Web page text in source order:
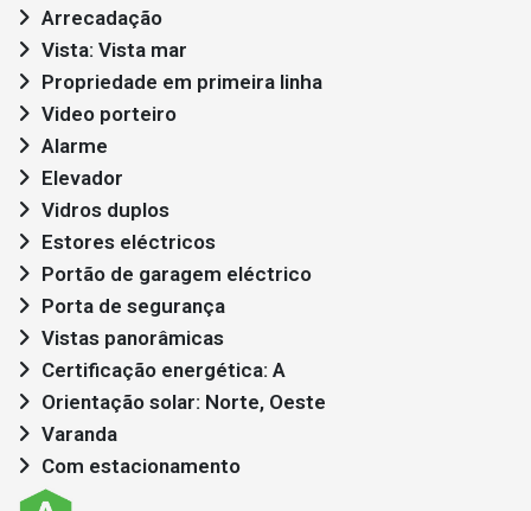
Arrecadação
Vista: Vista mar
Propriedade em primeira linha
Video porteiro
Alarme
Elevador
Vidros duplos
Estores eléctricos
Portão de garagem eléctrico
Porta de segurança
Vistas panorâmicas
Certificação energética: A
Orientação solar: Norte, Oeste
Varanda
Com estacionamento